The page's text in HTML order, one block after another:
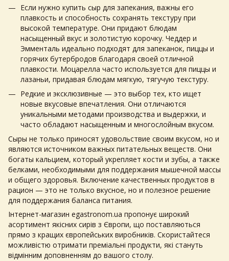
Если нужно купить сыр для запекания, важны его
плавкость и способность сохранять текстуру при
высокой температуре. Они придают блюдам
насыщенный вкус и золотистую корочку. Чеддер и
Эмменталь идеально подходят для запеканок, пиццы и
горячих бутербродов благодаря своей отличной
плавкости. Моцарелла часто используется для пиццы и
лазаньи, придавая блюдам мягкую, тягучую текстуру.
Редкие и эксклюзивные — это выбор тех, кто ищет
новые вкусовые впечатления. Они отличаются
уникальными методами производства и выдержки, и
часто обладают насыщенным и многослойным вкусом.
Сыры не только приносят удовольствие своим вкусом, но и
являются источником важных питательных веществ. Они
богаты кальцием, который укрепляет кости и зубы, а также
белками, необходимыми для поддержания мышечной массы
и общего здоровья. Включение качественных продуктов в
рацион — это не только вкусное, но и полезное решение
для поддержания баланса питания.
Інтернет-магазин egastronom.ua пропонує широкий
асортимент якісних сирів з Європи, що поставляються
прямо з кращих європейських виробників. Скористайтеся
можливістю отримати преміальні продукти, які стануть
відмінним доповненням до вашого столу.